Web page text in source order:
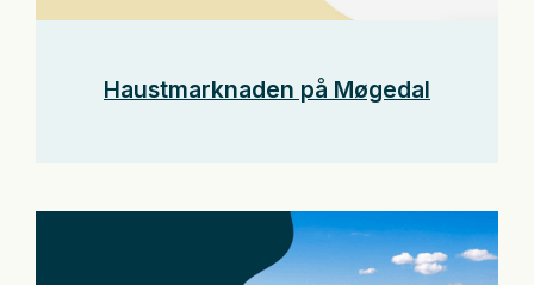
Haustmarknaden på Møgedal